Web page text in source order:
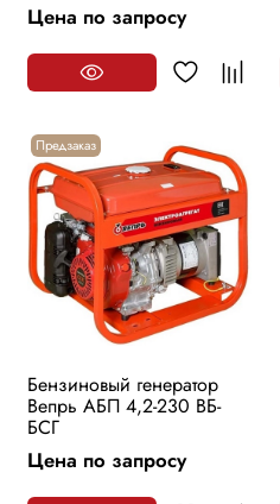
Цена по запросу
Предзаказ
Бензиновый генератор
Вепрь АБП 4,2-230 ВБ-
БСГ
Цена по запросу